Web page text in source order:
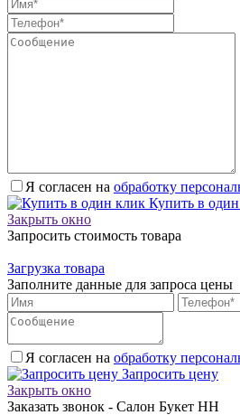
Я согласен на обработку
Купить в
Закрыть окно
Запросить стоимость товара
Загрузка товара
Заполните данные для запроса цены
Я согласен на обработку
Запросить цену
Закрыть окно
Заказать звонок - Салон Букет НН